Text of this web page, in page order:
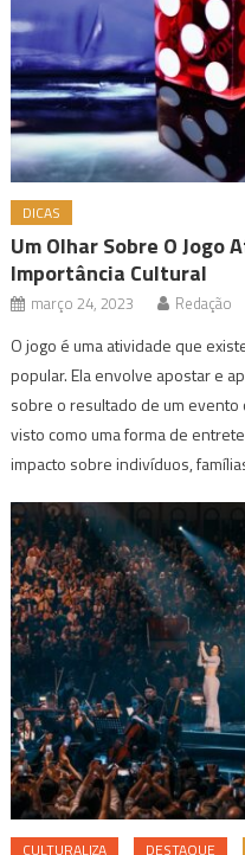
DICAS
Um Olhar Sobre O Jogo
Importância Cultural
março 24, 2023 Redação
O jogo é uma atividade que
popular. Ela envolve apostar e
sobre o resultado de um
visto como uma forma de
impacto sobre indivíduos,
CULTURALIZA DESTAQUE